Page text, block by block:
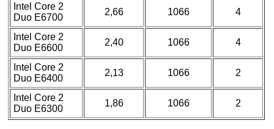
Intel Core 2
Duo E6700
2,66 1066 4
Intel Core 2
Duo E6600
2,40 1066 4
Intel Core 2
Duo E6400
2,13 1066 2
Intel Core 2
Duo E6300
1,86 1066 2